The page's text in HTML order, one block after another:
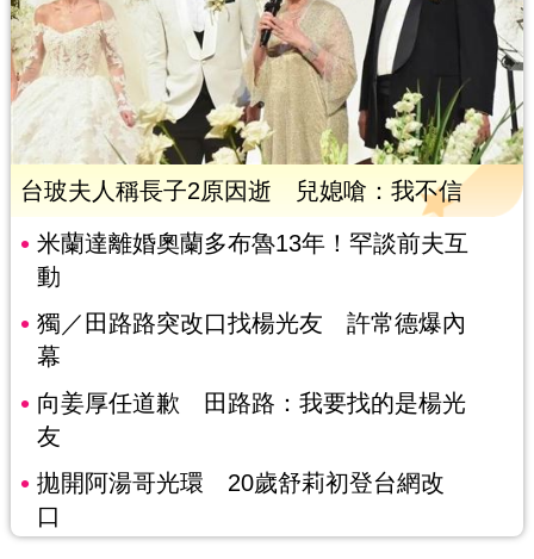
台玻夫人稱長子2原因逝 兒媳嗆：我不信
米蘭達離婚奧蘭多布魯13年！罕談前夫互
動
獨／田路路突改口找楊光友 許常德爆內
幕
向姜厚任道歉 田路路：我要找的是楊光
友
拋開阿湯哥光環 20歲舒莉初登台網改
口